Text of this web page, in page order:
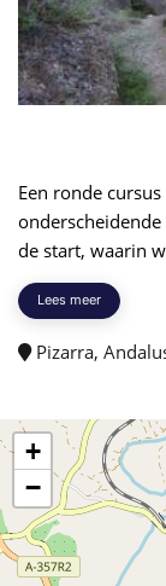
Een ronde
de start, waarin
Lees meer
Pizarra,
+
−